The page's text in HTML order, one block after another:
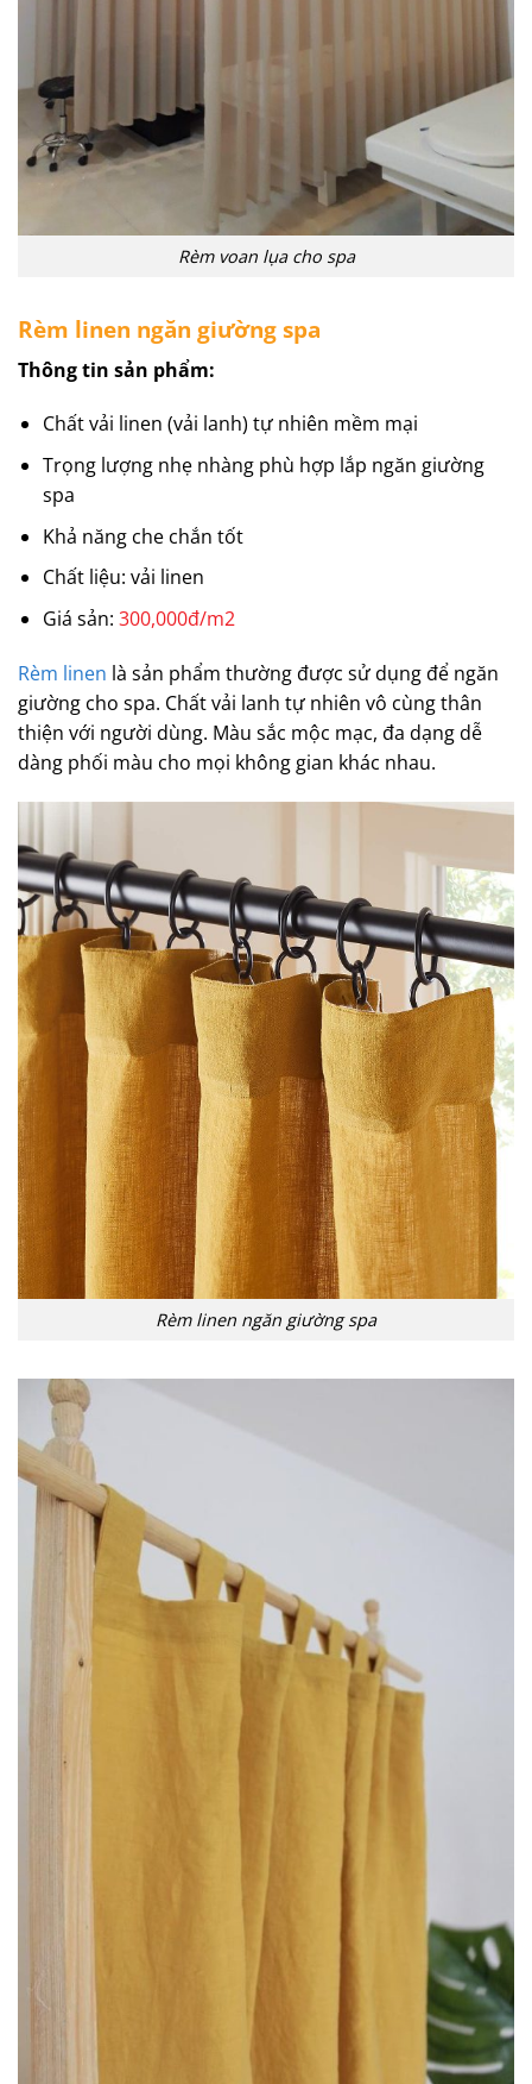
Rèm voan lụa cho spa
Rèm linen ngăn giường spa
Thông tin sản phẩm:
Chất vải linen (vải lanh) tự nhiên mềm mại
Trọng lượng nhẹ nhàng phù hợp lắp ngăn giường
spa
Khả năng che chắn tốt
Chất liệu: vải linen
Giá sản: 300,000đ/m2
Rèm linen là sản phẩm thường được sử dụng để ngăn
giường cho spa. Chất vải lanh tự nhiên vô cùng thân
thiện với người dùng. Màu sắc mộc mạc, đa dạng dễ
dàng phối màu cho mọi không gian khác nhau.
Rèm linen ngăn giường spa